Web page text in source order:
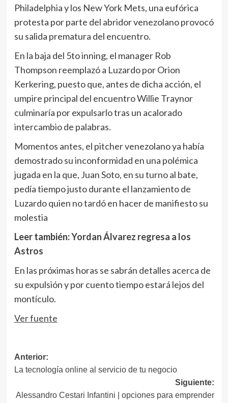
Philadelphia y los New York Mets, una eufórica
protesta por parte del abridor venezolano provocó
su salida prematura del encuentro.
En la baja del 5to inning, el manager Rob
Thompson reemplazó a Luzardo por Orion
Kerkering, puesto que, antes de dicha acción, el
umpire principal del encuentro Willie Traynor
culminaría por expulsarlo tras un acalorado
intercambio de palabras.
Momentos antes, el pitcher venezolano ya había
demostrado su inconformidad en una polémica
jugada en la que, Juan Soto, en su turno al bate,
pedía tiempo justo durante el lanzamiento de
Luzardo quien no tardó en hacer de manifiesto su
molestia
Leer también:Yordan Álvarez regresa a los
Astros
En las próximas horas se sabrán detalles acerca de
su expulsión y por cuento tiempo estará lejos del
montículo.
Ver fuente
Navegación
de
entradas
Anterior:
La tecnología online al servicio de tu negocio
Siguiente:
Alessandro Cestari Infantini | opciones para emprender